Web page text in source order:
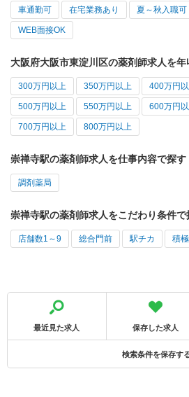
車通勤可 在宅業務あり 夏～秋入職可
WEB面接OK
大阪府大阪市東淀川区の薬剤師求人を年
300万円以上 350万円以上 400万円
500万円以上 550万円以上 600万円
700万円以上 800万円以上
崇禅寺駅の薬剤師求人を仕事内容で探す
調剤薬局
崇禅寺駅の薬剤師求人をこだわり条件で
店舗数1～9 総合門前 駅チカ 積
最近見た求人 保存した求人
検索条件を保存す